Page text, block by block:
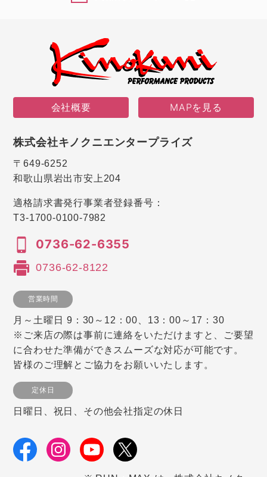
会社概要 MAPを見る
株式会社キノクニエンタープライズ
〒649-6252
和歌山県岩出市安上204
適格請求書発行事業者登録番号：
T3-1700-0100-7982
0736-62-6355
0736-62-8122
営業時間
月～土曜日 9：30～12：00、13：00～17：30
※ご来店の際は事前に連絡をいただけますと、ご要望
に合わせた準備ができスムーズな対応が可能です。
皆様のご理解とご協力をお願いいたします。
定休日
日曜日、祝日、その他会社指定の休日